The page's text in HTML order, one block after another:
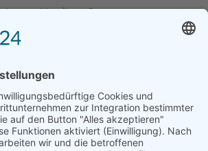
Inner Healing Space
– Onlinekurs